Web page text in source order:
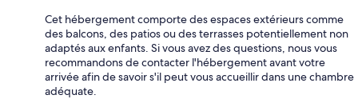
Cet hébergement comporte des espaces extérieurs comme
des balcons, des patios ou des terrasses potentiellement non
adaptés aux enfants. Si vous avez des questions, nous vous
recommandons de contacter l'hébergement avant votre
arrivée afin de savoir s'il peut vous accueillir dans une chambre
adéquate.